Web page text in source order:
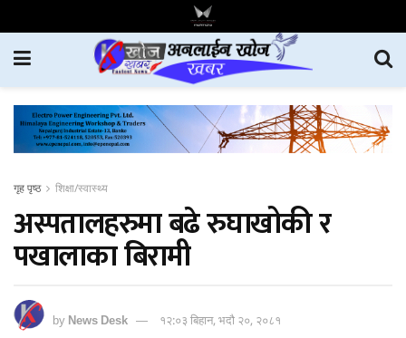
गृह पृष्ठ शिक्षा/स्वास्थ्य
अस्पतालहरुमा बढे रुघाखोकी र
पखालाका बिरामी
byNews Desk १२:०३ बिहान, भदौ २०, २०८१